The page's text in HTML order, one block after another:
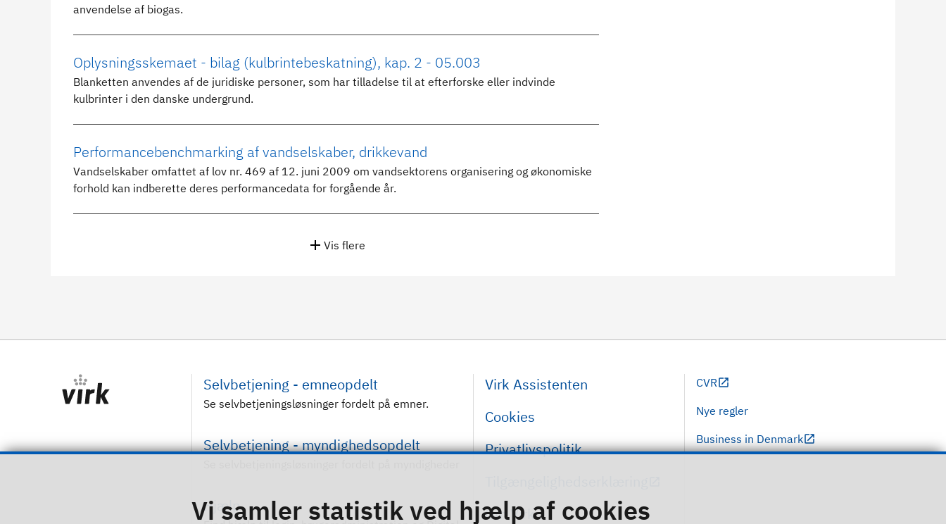
Vi samler statistik ved hjælp af cookies
anvendelse af biogas.
Oplysningsskemaet - bilag (kulbrintebeskatning), kap. 2 - 05.003
Blanketten anvendes af de juridiske personer, som har tilladelse til at efterforske eller indvinde
kulbrinter i den danske undergrund.
Performancebenchmarking af vandselskaber, drikkevand
Vandselskaber omfattet af lov nr. 469 af 12. juni 2009 om vandsektorens organisering og økonomiske
forhold kan indberette deres performancedata for forgående år.
Vis flere
Selvbetjening - emneopdelt
Se selvbetjeningsløsninger fordelt på emner.
Selvbetjening - myndighedsopdelt
Hjælp
Virk Assistenten
Cookies
Privatlivspolitik
Om Virk
CVR
Nye regler
Business in Denmark